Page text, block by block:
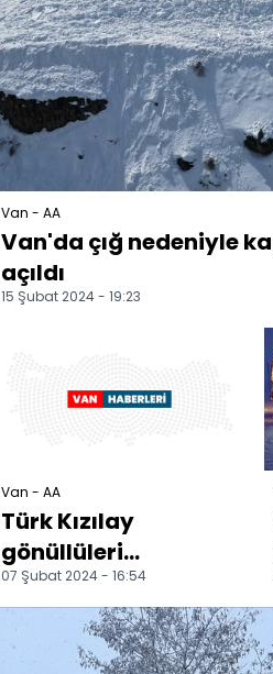
Van - AA
Van'da çığ nedeniyle
açıldı
15 Şubat 2024 - 19:23
Van - AA
Türk Kızılay
gönüllüleri
düzenledikleri
şenlikle Van'daki
çocukları sevindi...
07 Şubat 2024 - 16:54